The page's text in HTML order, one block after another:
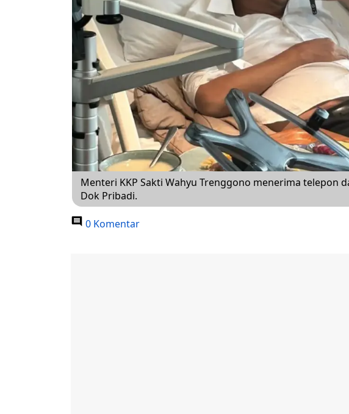
Menteri KKP Sakti Wahyu Trenggono menerima telepon
Dok Pribadi.
0 Komentar